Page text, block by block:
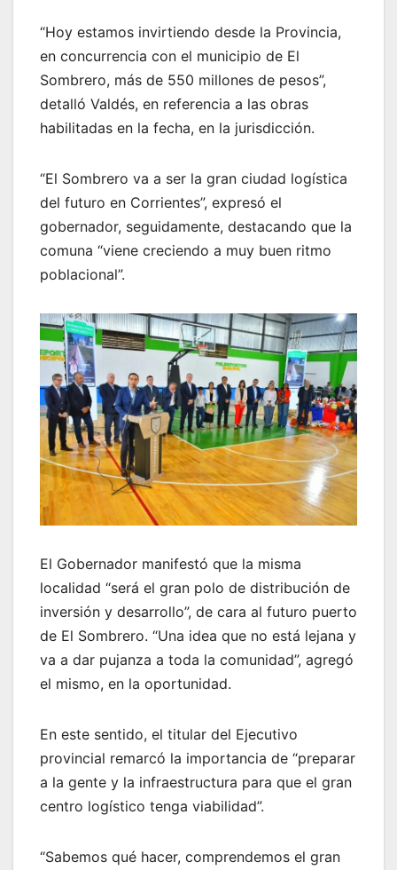
“Hoy estamos invirtiendo desde la Provincia,
en concurrencia con el municipio de El
Sombrero, más de 550 millones de pesos”,
detalló Valdés, en referencia a las obras
habilitadas en la fecha, en la jurisdicción.
“El Sombrero va a ser la gran ciudad logística
del futuro en Corrientes”, expresó el
gobernador, seguidamente, destacando que la
comuna “viene creciendo a muy buen ritmo
poblacional”.
El Gobernador manifestó que la misma
localidad “será el gran polo de distribución de
inversión y desarrollo”, de cara al futuro puerto
de El Sombrero. “Una idea que no está lejana y
va a dar pujanza a toda la comunidad”, agregó
el mismo, en la oportunidad.
En este sentido, el titular del Ejecutivo
provincial remarcó la importancia de “preparar
a la gente y la infraestructura para que el gran
centro logístico tenga viabilidad”.
“Sabemos qué hacer, comprendemos el gran